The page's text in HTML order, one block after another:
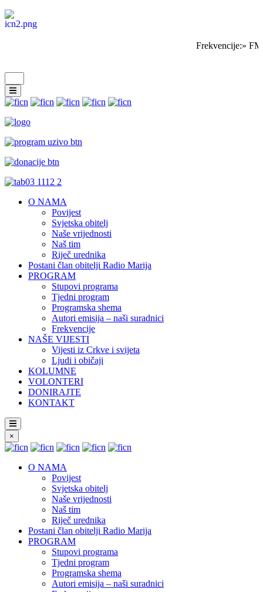
Frekvencije:»
O NAMA
Povijest
Svjetska obitelj
Naše vrijednosti
Naš tim
Riječ urednika
Postani član obitelji Radio Marija
PROGRAM
Stupovi programa
Tjedni program
Programska shema
Autori emisija – naši suradnici
Frekvencije
NAŠE VIJESTI
Vijesti iz Crkve i svijeta
Ljudi i običaji
KOLUMNE
VOLONTERI
DONIRAJTE
KONTAKT
×
O NAMA
Povijest
Svjetska obitelj
Naše vrijednosti
Naš tim
Riječ urednika
Postani član obitelji Radio Marija
PROGRAM
Stupovi programa
Tjedni program
Programska shema
Autori emisija – naši suradnici